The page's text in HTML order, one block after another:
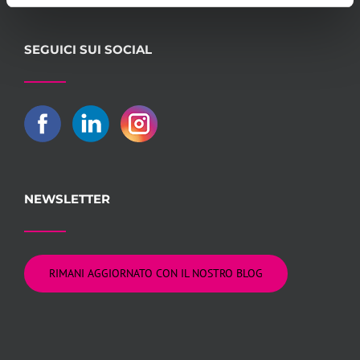
SEGUICI SUI SOCIAL
NEWSLETTER
RIMANI AGGIORNATO CON IL NOSTRO BLOG